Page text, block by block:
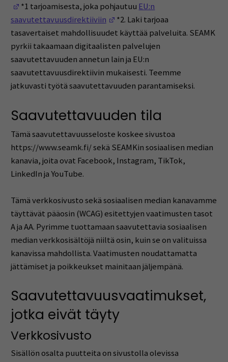
(Avautuu uuteen ikkunaan)
*1 tarjoamisesta, joka pohjautuu EU:n
saavutettavuusdirektiiviin
(Avautuu uuteen ikkunaan)
*2. Laki tarjoaa
tasavertaiset mahdollisuudet käyttää palveluita. SEAMK
pyrkii takaamaan digitaalisten palvelujen
saavutettavuuden annetun lain ja EU:n
saavutettavuusdirektiivin mukaisesti. Teemme
jatkuvasti työtä saavutettavuuden parantamiseksi.
Saavutettavuuden tila
Tämä saavutettavuusseloste koskee sivustoa
https://www.seamk.fi/ sekä SEAMKin sosiaalisen median
kanavia, joita ovat Facebook, Instagram, TikTok,
LinkedIn ja YouTube.
Tämä verkkosivusto sekä sosiaalisen median kanavamme
täyttävät pääosin (WCAG) esitettyjen vaatimusten tasot
A ja AA. Pyrimme tuottamaan saavutettavia sosiaalisen
median verkkosisältöjä niiltä osin, kuin se on valituissa
kanavissa mahdollista. Vaatimusten noudattamatta
jättämiset ja poikkeukset mainitaan jäljempänä.
Saavutettavuusvaatimukset,
jotka eivät täyty
Verkkosivusto
Sisällön osalta puutteita on sivustolla olevissa